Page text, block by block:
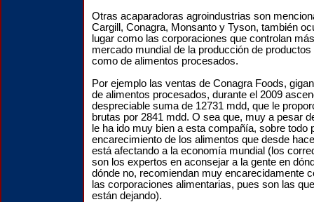
Otras acaparadoras agroindustrias son
Cargill, Conagra, Monsanto y Tyson, también
lugar como las corporaciones que controlan
mercado mundial de la producción de
como de alimentos procesados.
Por ejemplo las ventas de Conagra Foods,
de alimentos procesados, durante el 2009
despreciable suma de 12731 mdd, que le
brutas por 2841 mdd. O sea que, muy a pesar
le ha ido muy bien a esta compañía, sobre todo
encarecimiento de los alimentos que desde
está afectando a la economía mundial (los
son los expertos en aconsejar a la gente en
dónde no, recomiendan muy encarecidamente
las corporaciones alimentarias, pues son las
están dejando).